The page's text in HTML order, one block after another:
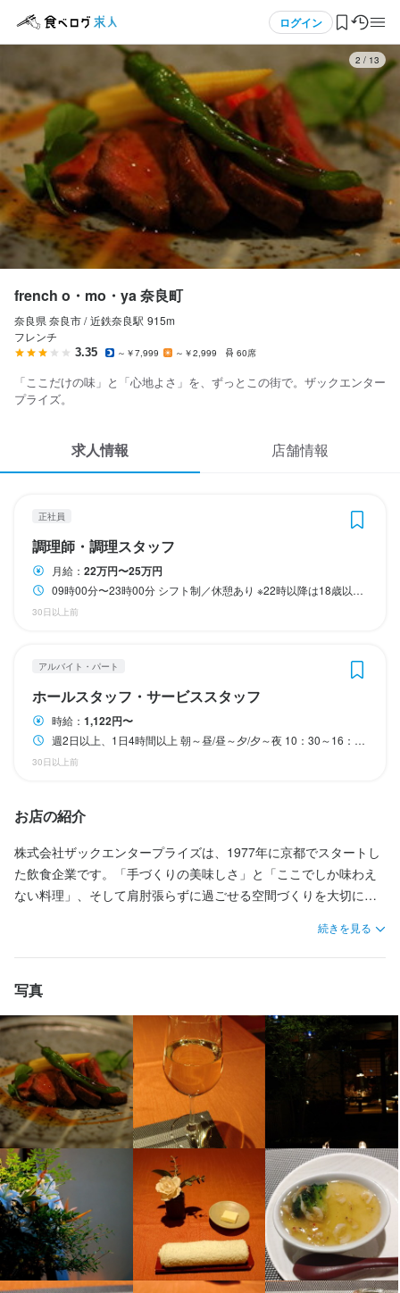
ログイン
ログイン・無料会員登録
食べログ求人TOP
求人検索
マイページ管理
気になる求人
検索履歴・保存した条件
応募履歴
WEB履歴書
掲載をご検討の店舗様へ
食べログ求人PRESS
利用規約
企業情報
3 / 13
french o・mo・ya 奈良町
奈良県 奈良市 / 近鉄奈良駅 915m
フレンチ
3.35 ～￥7,999 ～￥2,999 60席
「ここだけの味」と「心地よさ」を、ずっとこの街で。ザックエンター
プライズ。
求人情報 店舗情報
正社員
調理師・調理スタッフ
月給： 22万円〜25万円
09時00分〜23時00分 シフト制／休憩あり ※22時以降は18歳以上の方のみ勤務可能
30日以上前
アルバイト・パート
ホールスタッフ・サービススタッフ
時給： 1,122円〜
週2日以上、1日4時間以上 朝～昼/昼～夕/夕～夜 10：30～16：00 17：00~23：00 上記時間で週2～3日のシフト制勤務です。
30日以上前
お店の紹介
株式会社ザックエンタープライズは、1977年に京都でスタートし
た飲食企業です。「手づくりの美味しさ」と「ここでしか味わえ
ない料理」、そして肩肘張らずに過ごせる空間づくりを大切にし
スパゲッティとケーキが楽しめるカフェ「SECOND HOUSE」
や、町家の趣を活かした創作フレンチレストラン「o・mo・ya」
など、京都・滋賀エリアを中心に多彩な店舗を展開しています。
ふらっと立ち寄れる気軽さと、心まで満たされる料理やサービス
で、お客様にとって“もうひとつの居場所”となるお店づくりを目指
しています。
また、スタッフの「やってみたい」という気持ちを尊重してお
り、各店舗ごとにオリジナルメニューの開発や新しい取り組みに
も積極的にチャレンジできます。地域に根ざした運営を続けなが
らも、新しい価値を生み出し続けている企業です。
続きを見る
写真
french o・mo・ya 奈良町
調理師・調理スタッフ
調理師・調理スタッフ
月給220,000円〜250,000円
試用期間
※試用期間2ヶ月（期間中、条件変動なし）
給与補足
※残業代別途支給
収入例
＜給与例＞
【月給33万円】一般職／入社5年／30歳
09時00分〜23時00分
シフト制／休憩あり
※22時以降は18歳以上の方のみ勤務可能
有給休暇
年末年始休暇
シフト制／月6～8日
シフト制／隔週休2日制（月6～8日）
深夜手当
賞与
昇給
各種社会保険完備（雇用・労災・健康・厚生年金）
残業手当
残業手当
深夜手当
制服貸与
食事補助
定期健康診断
調理師資格取得支援
仕事内容
【調理スタッフの仕事内容】
入社後は、まず当店のメニュー内容や提供スタイルを理解するこ
とから始めていただきます。期間限定メニューの提供もあるた
め、日々の調理業務を通して幅広いスキルを身につけることがで
きます。
応募画面へ進む
french o・mo・ya 奈良町
ホールスタッフ・サービススタッフ
ホールスタッフ・サービススタッフ
時給1,122円〜
昇給あり 交通費支給
研修期間
研修期間100時間
※給与の変動はありません。
※研修期間時給1122円。
時給1122円～＋交通費規定内支給
※上記は一般の方向けの勤務開始時のスタート給与です。
◇経験者の方はスタート時給30円UP！
◆支払い方法： 月1回
◆交通費： 一部支給
※月2万円まで支給
勤務時間
週2日以上、1日4時間以上
朝～昼/昼～夕/夕～夜
10：30～16：00
17：00~23：00
休日・休暇
シフト制
待遇
社保完備/制服貸与/まかない（食事）あり/社員割引あり/交通費支
給/昇給あり
◆交通費支給（月2万円迄）条件有
◆まかないあり
◆制服貸与
◆昇給年1回
まかない・食事補助あり 社会保険完備 制服貸与
特徴
学歴不問 未経験者歓迎 フリーター歓迎 主婦・主夫歓迎
応募画面へ進む